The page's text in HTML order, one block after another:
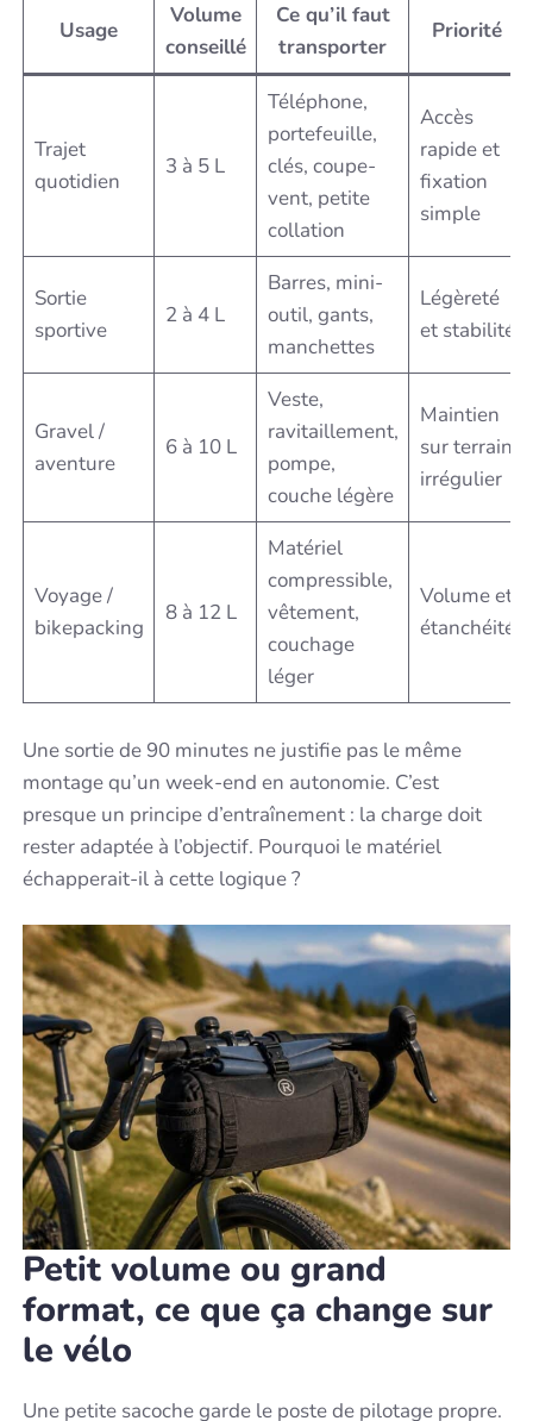
Usage
Volume
conseillé
Ce qu’il faut
transporter
Priorité
Trajet
quotidien
3 à 5 L
Téléphone,
portefeuille,
clés, coupe-
vent, petite
collation
Accès
rapide et
fixation
simple
Sortie
sportive
2 à 4 L
Barres, mini-
outil, gants,
manchettes
Légèreté
et stabilité
Gravel /
aventure
6 à 10 L
Veste,
ravitaillement,
pompe,
couche légère
Maintien
sur terrain
irrégulier
Voyage /
bikepacking
8 à 12 L
Matériel
compressible,
vêtement,
couchage
léger
Volume et
étanchéité
Une sortie de 90 minutes ne justifie pas le même
montage qu’un week-end en autonomie. C’est
presque un principe d’entraînement : la charge doit
rester adaptée à l’objectif. Pourquoi le matériel
échapperait-il à cette logique ?
Petit volume ou grand
format, ce que ça change sur
le vélo
Une petite sacoche garde le poste de pilotage propre.